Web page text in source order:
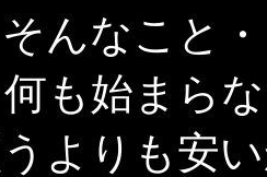
んなこと
も始まら
よりも安